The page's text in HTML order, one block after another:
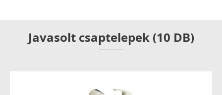
Javasolt csaptelepek (10 DB)